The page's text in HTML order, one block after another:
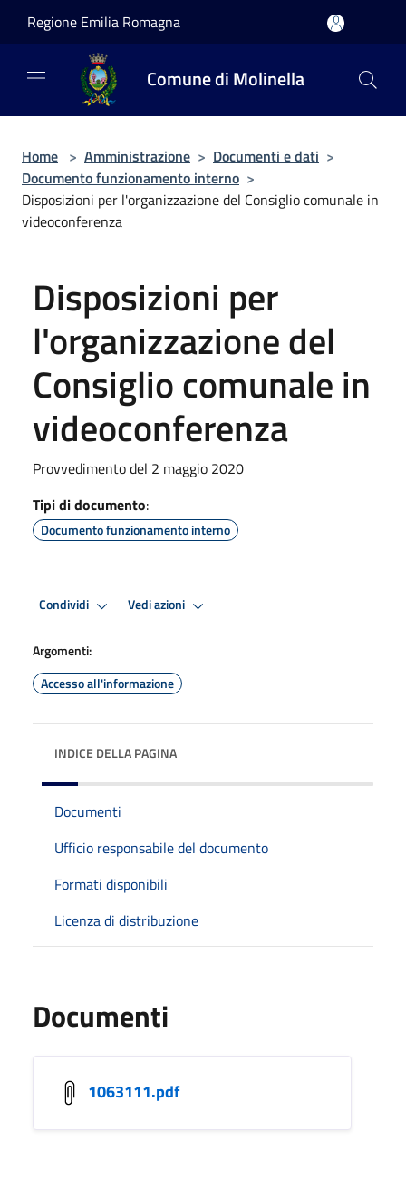
Regione Emilia Romagna
Comune di Molinella
Home > Amministrazione > Documenti e dati >
Documento funzionamento interno >
Disposizioni per l'organizzazione del Consiglio comunale in
videoconferenza
Disposizioni per
l'organizzazione del
Consiglio comunale in
videoconferenza
Provvedimento del 2 maggio 2020
Tipi di documento:
Documento funzionamento interno
Condividi Vedi azioni
Argomenti:
Accesso all'informazione
INDICE DELLA PAGINA
Documenti
Ufficio responsabile del documento
Formati disponibili
Licenza di distribuzione
Documenti
1063111.pdf